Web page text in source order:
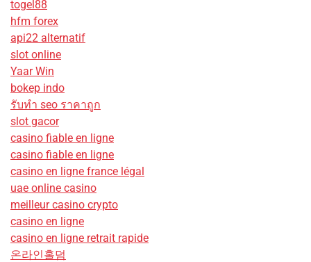
togel88
hfm forex
api22 alternatif
slot online
Yaar Win
bokep indo
รับทํา seo ราคาถูก
slot gacor
casino fiable en ligne
casino fiable en ligne
casino en ligne france légal
uae online casino
meilleur casino crypto
casino en ligne
casino en ligne retrait rapide
온라인홀덤